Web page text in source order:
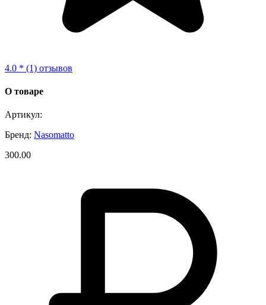
4.0 * (1) отзывов
О товаре
Артикул:
Бренд: Nasomatto
300.00